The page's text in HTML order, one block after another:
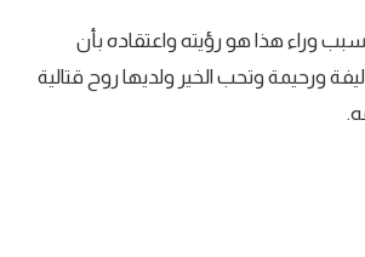
وراء هذا هو رؤيته واعتقاده بأن
ورحيمة وتحب الخير ولديها روح قتالية